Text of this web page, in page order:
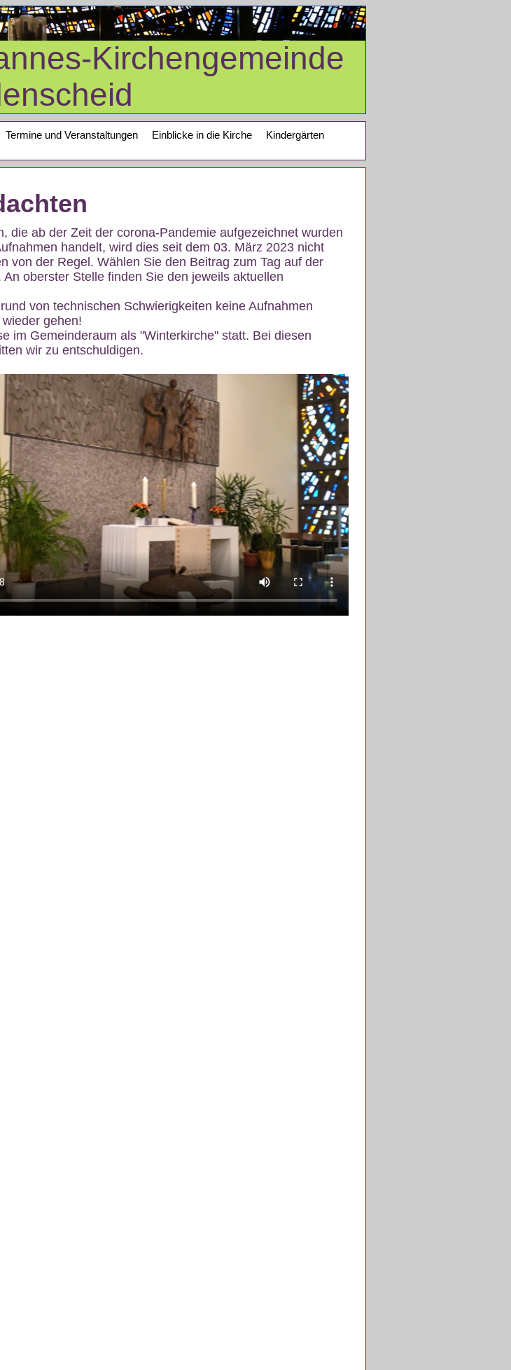
Kirchengemeinde
Termine und Veranstaltungen Einblicke in die Kirche
Kindergärten
die ab der Zeit der corona-Pandemie aufgezeichnet wurden
handelt, wird dies seit dem 03. März 2023 nicht
von der Regel. Wählen Sie den Beitrag zum Tag auf der
oberster Stelle finden Sie den jeweils aktuellen
von technischen Schwierigkeiten keine Aufnahmen
gehen!
im Gemeinderaum als "Winterkirche" statt. Bei diesen
wir zu entschuldigen.